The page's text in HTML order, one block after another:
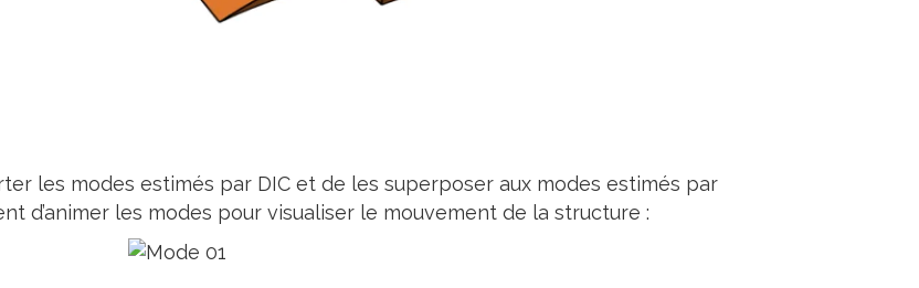
les modes estimés par DIC et de les superposer aux modes estimés par
d’animer les modes pour visualiser le mouvement de la structure :